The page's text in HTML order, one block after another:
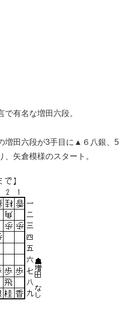
で有名な増田六段。
増田六段が3手目に▲６八銀、5
矢倉模様のスタート。